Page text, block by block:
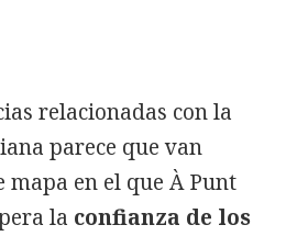
relacionadas con la
parece que van
mapa en el que À Punt
la confianza de los